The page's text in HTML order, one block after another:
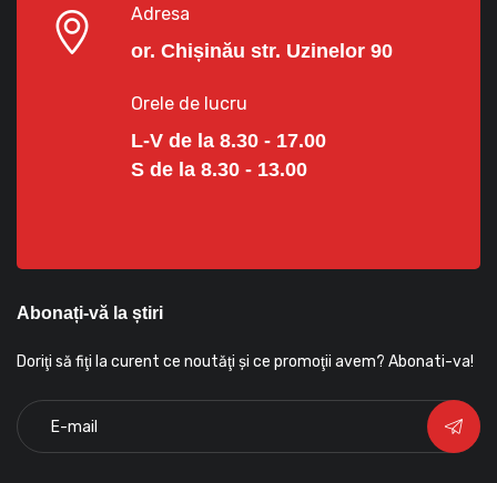
Adresa
or. Chișinău str. Uzinelor 90
Orele de lucru
L-V de la 8.30 - 17.00
S de la 8.30 - 13.00
Abonați-vă la știri
Doriţi să fiţi la curent ce noutăţi şi ce promoţii avem? Abonati-va!